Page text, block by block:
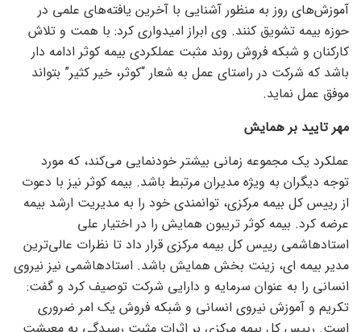
آموزش‌های روز به منظور آشنایی با آخرین یافته‌های علمی در
حوزه بیمه تشویق کنند. وی ابراز امیدواری کرد: با همت و تلاش
کارکنان و شبکه فروش روند مثبت عملکردی بیمه کوثر ادامه دار
باشد که شرکت در راستای عمل به شعار “کوثر، خیر کثیر” بتواند
موفق عمل نماید.
مهر تایید بر همایش
عملکرد یک مجموعه زمانی بیشتر خودنمایی می‌کند، که مورد
توجه دیگران به ویژه مدیران مرتبط باشد. بیمه کوثر نیز با دعوت
از رییس کل بیمه مرکزی، توانمندی خود را به مدیریت ارشد بیمه
عرضه کرد. بیمه کوثر تریبون همایش را در اختیار علی
استادهاشمی رییس کل بیمه مرکزی قرار داد تا نظرات عالی‌ترین
مدیر بیمه ای، زینت بخش همایش باشد. استادهاشمی نیز نیروی
انسانی را به عنوان سرمایه و دارایی شرکت توصیف کرد و گفت:
تکریم و آموزش نیروی انسانی و شبکه فروش یک امر ضروری